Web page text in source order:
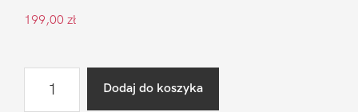
199,00 zł
Dodaj do koszyka